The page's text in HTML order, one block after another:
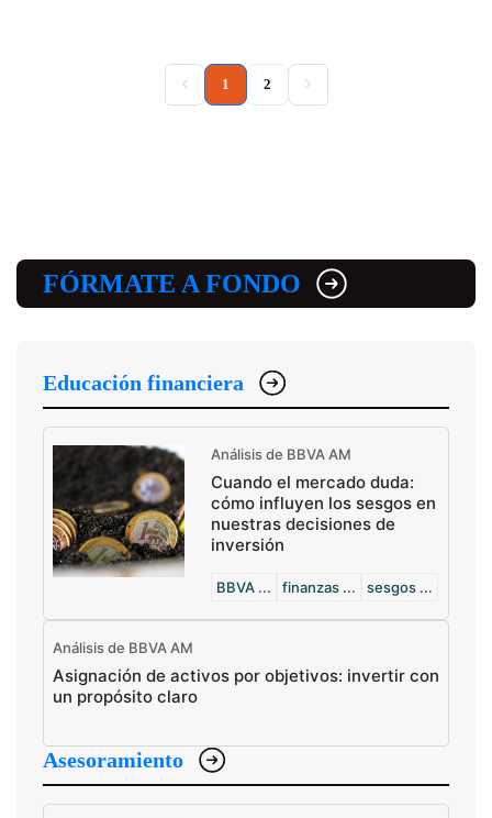
1 (current)
2
FÓRMATE A FONDO
Educación financiera
Análisis de BBVA AM
Cuando el mercado duda:
cómo influyen los sesgos en
nuestras decisiones de
inversión
BBVA ... finanzas ... sesgos ...
Análisis de BBVA AM
Asignación de activos por objetivos: invertir con
un propósito claro
Asesoramiento